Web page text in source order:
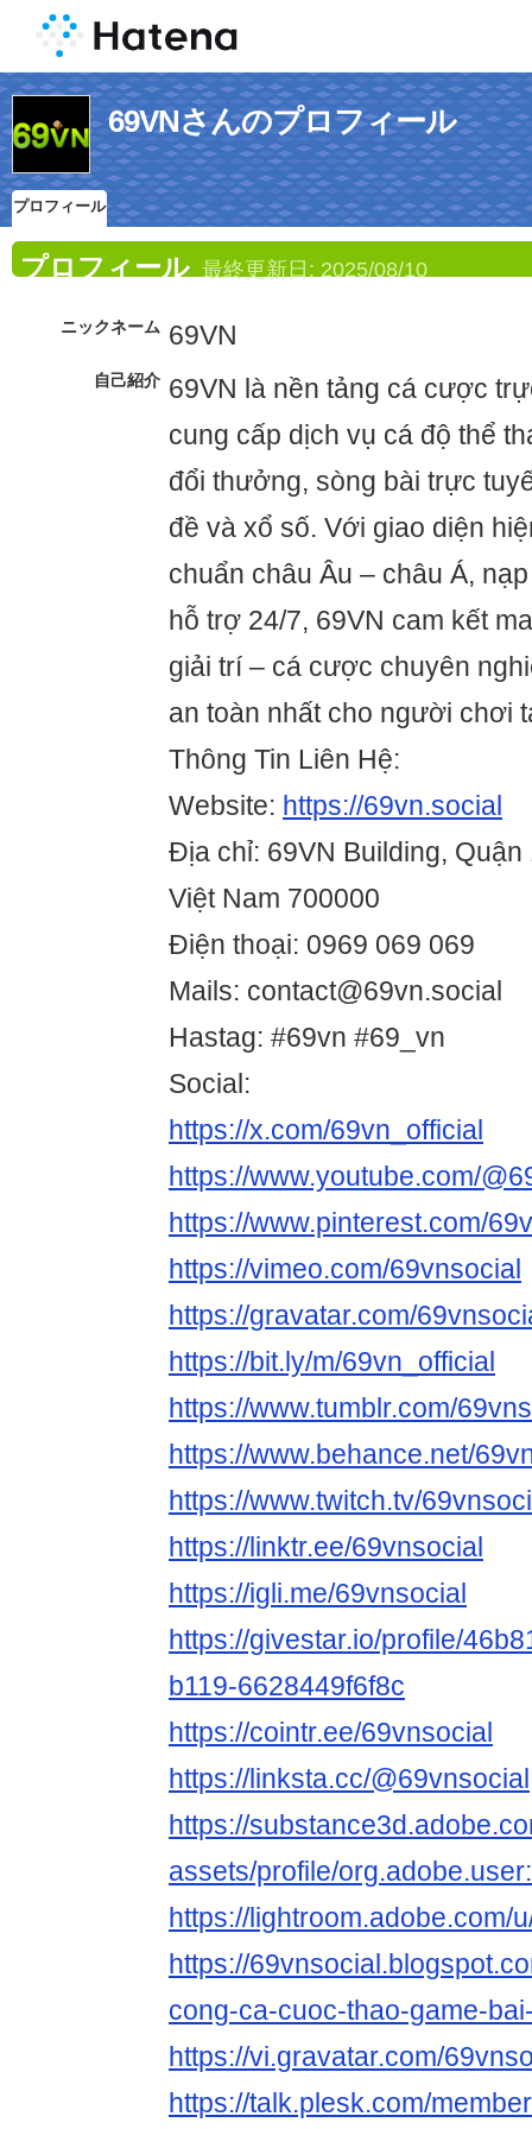
69VNさんのプロフィール
プロフィール
プロフィール 最終更新日: 2025/08/10
ニックネーム 69VN
自己紹介 69VN là nền tảng cá cược
cung cấp dịch vụ cá độ thể
đổi thưởng, sòng bài trực
đề và xổ số. Với giao diện
chuẩn châu Âu – châu Á,
hỗ trợ 24/7, 69VN cam kết
giải trí – cá cược chuyên
an toàn nhất cho người chơi
Thông Tin Liên Hệ:
Website: https://69vn.social
Địa chỉ: 69VN Building, Quận
Việt Nam 700000
Điện thoại: 0969 069 069
Mails: contact@69vn.social
Hastag: #69vn #69_vn
Social:
https://x.com/69vn_official
https://www.youtube.com/
https://www.pinterest.com/
https://vimeo.com/69vnsocial
https://gravatar.com/
https://bit.ly/m/69vn_official
https://www.tumblr.com/
https://www.behance.net/
https://www.twitch.tv/
https://linktr.ee/69vnsocial
https://igli.me/69vnsocial
https://givestar.io/profile/
b119-6628449f6f8c
https://cointr.ee/69vnsocial
https://linksta.cc/@69vnsocial
https://
assets/profile/
https://lightroom.adobe.com/
https://
cong-ca-cuoc-thao-game-
https://vi.gravatar.com/
https://talk.plesk.com/